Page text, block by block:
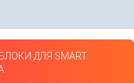
ДЛЯ SMART